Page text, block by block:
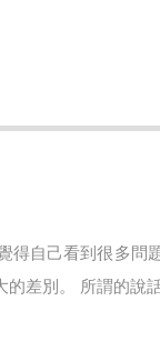
自己看到很多問
的差別。 所謂的說